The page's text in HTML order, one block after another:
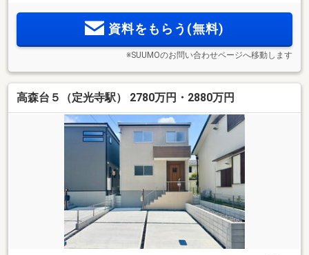
資料をもらう(無料)
※SUUMOのお問い合わせページへ移動します
高森台５（定光寺駅） 2780万円・2880万円